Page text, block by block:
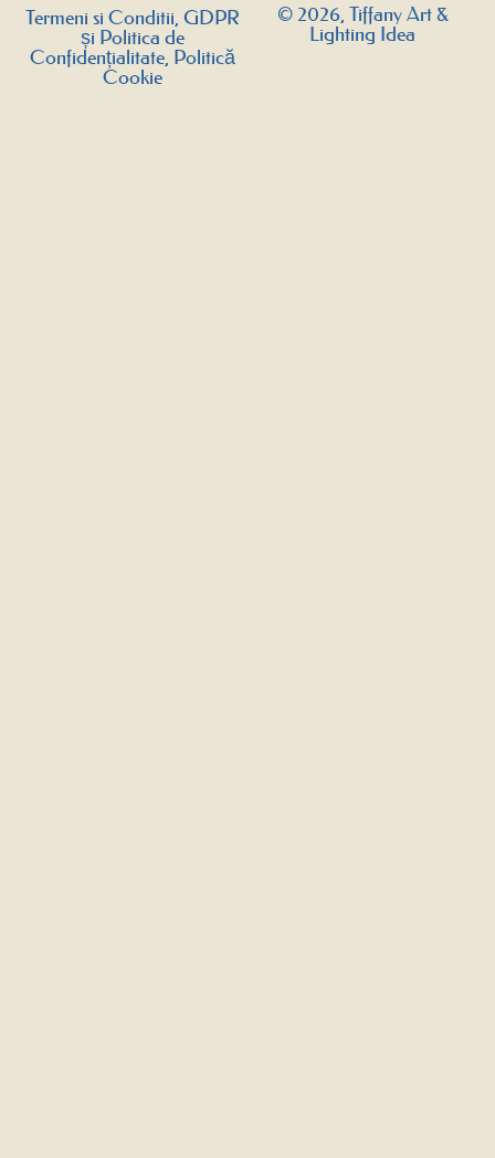
Termeni si Conditii, GDPR
și Politica de
Confidențialitate, Politică
Cookie
© 2026, Tiffany Art &
Lighting Idea